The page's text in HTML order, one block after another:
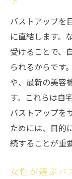
バストアップを
に直結します。
受けることで、
られるからです
や、最新の美容
す。これらは自
バストアップを
ためには、目的
続することが重
女性が選ぶバ